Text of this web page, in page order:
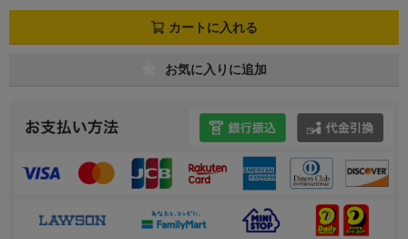
カートに入れる
お気に入りに追加